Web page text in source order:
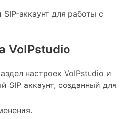
аккаунт для работы с
VoIPstudio
настроек VoIPstudio и
SIP-аккаунт, созданный для